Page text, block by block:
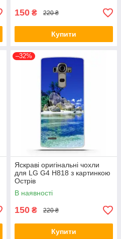
150 ₴ 220 ₴
Купити
–32%
Яскраві оригінальні чохли
для LG G4 H818 з картинкою
Острів
В наявності
150 ₴ 220 ₴
Купити